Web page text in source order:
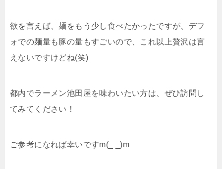
欲を言えば、麺をもう少し食べたかったですが、デフ
ォでの麺量も豚の量もすごいので、これ以上贅沢は言
えないですけどね(笑)
都内でラーメン池田屋を味わいたい方は、ぜひ訪問し
てみてください！
ご参考になれば幸いですm(_ _)m